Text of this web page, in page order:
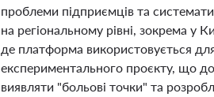
проблеми підприємців та
на регіональному рівні, зокрема у
де платформа використовується
експериментального проєкту, що
виявляти "больові точки" та